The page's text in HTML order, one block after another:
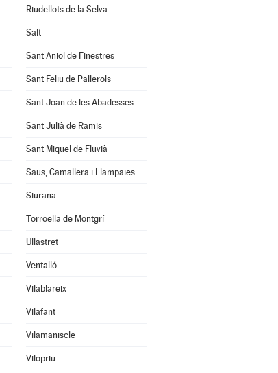
Riudellots de la Selva
Salt
Sant Aniol de Finestres
Sant Feliu de Pallerols
Sant Joan de les Abadesses
Sant Julià de Ramis
Sant Miquel de Fluvià
Saus, Camallera i Llampaies
Siurana
Torroella de Montgrí
Ullastret
Ventalló
Vilablareix
Vilafant
Vilamaniscle
Vilopriu